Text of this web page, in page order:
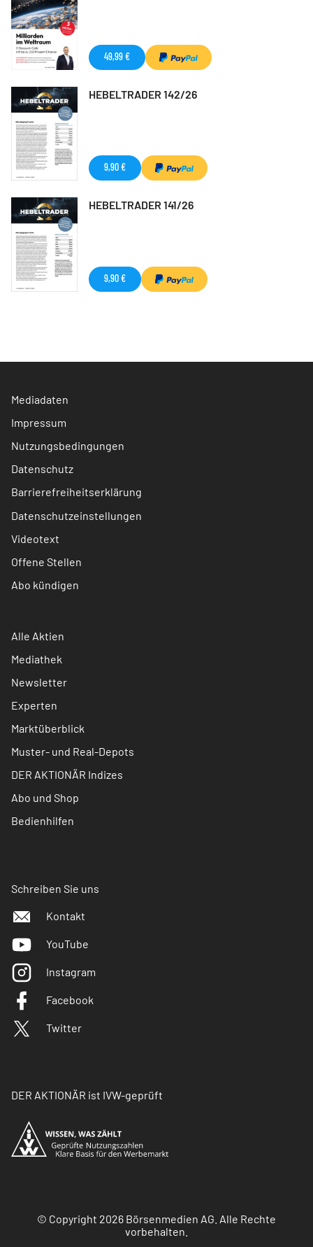
49,99 €
HEBELTRADER 142/26
9,90 €
HEBELTRADER 141/26
9,90 €
Mediadaten
Impressum
Nutzungsbedingungen
Datenschutz
Barrierefreiheitserklärung
Datenschutzeinstellungen
Videotext
Offene Stellen
Abo kündigen
Alle Aktien
Mediathek
Newsletter
Experten
Marktüberblick
Muster- und Real-Depots
DER AKTIONÄR Indizes
Abo und Shop
Bedienhilfen
Schreiben Sie uns
Kontakt
YouTube
Instagram
Facebook
Twitter
DER AKTIONÄR ist IVW-geprüft
© Copyright 2026 Börsenmedien AG. Alle Rechte
vorbehalten.